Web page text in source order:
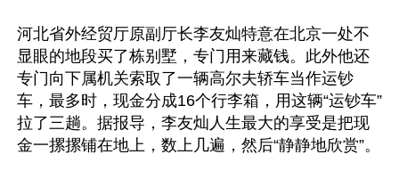
河北省外经贸厅原副厅长李友灿特意在北京一处不
显眼的地段买了栋别墅，专门用来藏钱。此外他还
专门向下属机关索取了一辆高尔夫轿车当作运钞
车，最多时，现金分成16个行李箱，用这辆“运钞车”
拉了三趟。据报导，李友灿人生最大的享受是把现
金一摞摞铺在地上，数上几遍，然后“静静地欣赏”。